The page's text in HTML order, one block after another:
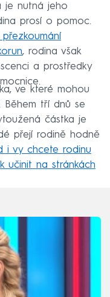
je nutná jeho
prosí o pomoc.
, rodina však
a prostředky
ve které mohou
Během tří dnů se
částka je
přejí rodině hodně
i vy chcete rodinu
učinit na stránkách